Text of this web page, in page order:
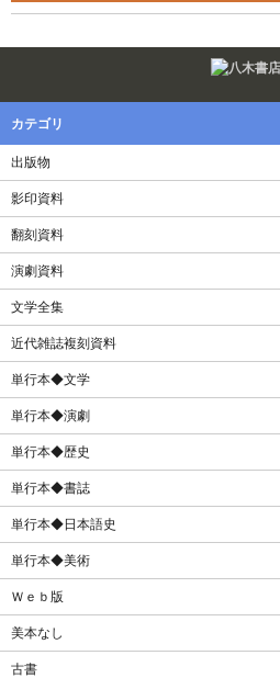
カテゴリ
出版物
影印資料
翻刻資料
演劇資料
文学全集
近代雑誌複刻資料
単行本◆文学
単行本◆演劇
単行本◆歴史
単行本◆書誌
単行本◆日本語史
単行本◆美術
Ｗｅｂ版
美本なし
古書